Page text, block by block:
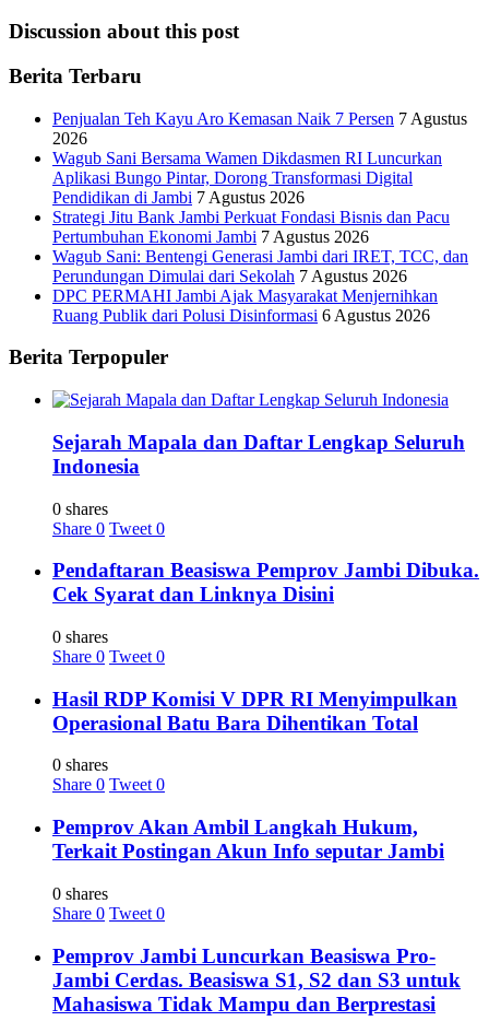
Discussion about this post
Berita Terbaru
Penjualan Teh Kayu Aro Kemasan Naik 7 Persen 7 Agustus
2026
Wagub Sani Bersama Wamen Dikdasmen RI Luncurkan
Aplikasi Bungo Pintar, Dorong Transformasi Digital
Pendidikan di Jambi 7 Agustus 2026
Strategi Jitu Bank Jambi Perkuat Fondasi Bisnis dan Pacu
Pertumbuhan Ekonomi Jambi 7 Agustus 2026
Wagub Sani: Bentengi Generasi Jambi dari IRET, TCC, dan
Perundungan Dimulai dari Sekolah 7 Agustus 2026
DPC PERMAHI Jambi Ajak Masyarakat Menjernihkan
Ruang Publik dari Polusi Disinformasi 6 Agustus 2026
Berita Terpopuler
Sejarah Mapala dan Daftar Lengkap Seluruh
Indonesia
0 shares
Share 0 Tweet 0
Pendaftaran Beasiswa Pemprov Jambi Dibuka.
Cek Syarat dan Linknya Disini
0 shares
Share 0 Tweet 0
Hasil RDP Komisi V DPR RI Menyimpulkan
Operasional Batu Bara Dihentikan Total
0 shares
Share 0 Tweet 0
Pemprov Akan Ambil Langkah Hukum,
Terkait Postingan Akun Info seputar Jambi
0 shares
Share 0 Tweet 0
Pemprov Jambi Luncurkan Beasiswa Pro-
Jambi Cerdas. Beasiswa S1, S2 dan S3 untuk
Mahasiswa Tidak Mampu dan Berprestasi